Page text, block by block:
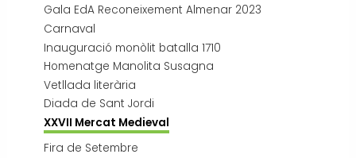
Gala EdA Reconeixement Almenar 2023
Carnaval
Inauguració monòlit batalla 1710
Homenatge Manolita Susagna
Vetllada literària
Diada de Sant Jordi
XXVII Mercat Medieval
Fira de Setembre